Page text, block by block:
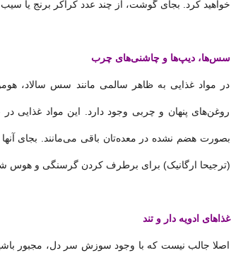
خواهید کرد. بجای گوشت، از چند عدد کراکر برنج یا سیب
سس‌ها، دیپ‌ها و چاشنی‌های چرب
در مواد غذایی به ظاهر سالمی مانند سس سالاد،
روغن‌های پنهان و چربی وجود دارد. این مواد غذایی
بصورت هضم نشده در معده‌تان باقی می‌مانند. بجای
(ترجیحا ارگانیک) برای برطرف کردن گرسنگی و هوس
غذاهای ادویه دار و تند
اصلا جالب نیست که با وجود سوزش سر دل، مجبور